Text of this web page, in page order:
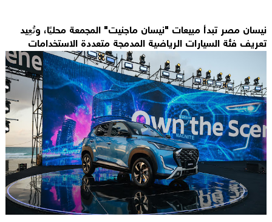
نيسان مصر تبدأ مبيعات "نيسان ماجنيت" المجمعة محليًا، وتُعِيد
تعريف فئة السيارات الرياضية المدمجة متعددة الاستخدامات